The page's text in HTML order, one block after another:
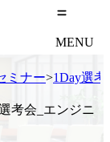
MENU
ミナー>1Day選考
考会_エンジニ